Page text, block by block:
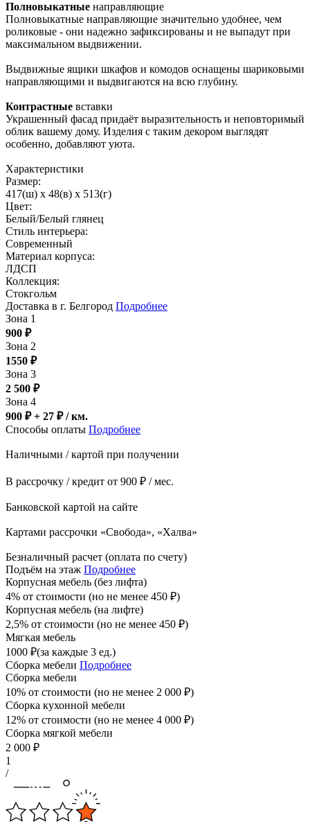
Полновыкатные направляющие
Полновыкатные направляющие значительно удобнее, чем
роликовые - они надежно зафиксированы и не выпадут при
максимальном выдвижении.
Выдвижные ящики шкафов и комодов оснащены шариковыми
направляющими и выдвигаются на всю глубину.
Контрастные вставки
Украшенный фасад придаёт выразительность и неповторимый
облик вашему дому. Изделия с таким декором выглядят
особенно, добавляют уюта.
Характеристики
Размер:
417(ш) x 48(в) x 513(г)
Цвет:
Белый/Белый глянец
Стиль интерьера:
Современный
Материал корпуса:
ЛДСП
Коллекция:
Стокгольм
Доставка в г. Белгород Подробнее
Зона 1
900 ₽
Зона 2
1550 ₽
Зона 3
2 500 ₽
Зона 4
900 ₽ + 27 ₽/ км.
Способы оплаты Подробнее
Наличными / картой при получении
В рассрочку / кредит от 900 ₽ / мес.
Банковской картой на сайте
Картами рассрочки «Свобода», «Халва»
Безналичный расчет (оплата по счету)
Подъём на этаж Подробнее
Корпусная мебель (без лифта)
4% от стоимости (но не менее 450 ₽)
Корпусная мебель (на лифте)
2,5% от стоимости (но не менее 450 ₽)
Мягкая мебель
1000 ₽(за каждые 3 ед.)
Сборка мебели Подробнее
Сборка мебели
10% от стоимости (но не менее 2 000 ₽)
Сборка кухонной мебели
12% от стоимости (но не менее 4 000 ₽)
Сборка мягкой мебели
2 000 ₽
1
/